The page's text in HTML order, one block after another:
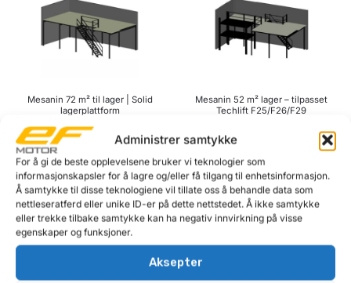
Administrer samtykke
For å gi de beste opplevelsene bruker vi teknologier som
informasjonskapsler for å lagre og/eller få tilgang til enhetsinformasjon.
Å samtykke til disse teknologiene vil tillate oss å behandle data som
nettleseratferd eller unike ID-er på dette nettstedet. Å ikke samtykke
eller trekke tilbake samtykke kan ha negativ innvirkning på visse
egenskaper og funksjoner.
Aksepter
Mesanin 72 m² til lager | Solid
lagerplattform
143 200
Legg i handlekurv
Mesanin 52 m² lager – tilpasset
Techlift F25/F26/F29
Legg i handlekurv
Viser alle 4 resultater